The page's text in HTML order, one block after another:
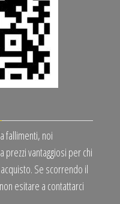
fallimenti, noi
vantaggiosi per chi
Se scorrendo il
esitare a contattarci